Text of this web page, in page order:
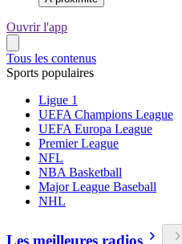
Ouvrir l'app
Tous les contenus
Sports populaires
Ligue 1
UEFA Champions League
UEFA Europa League
Premier League
NFL
NBA Basketball
Major League Baseball
NHL
Les meilleures radios